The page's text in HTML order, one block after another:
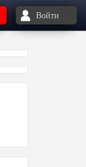
Войти